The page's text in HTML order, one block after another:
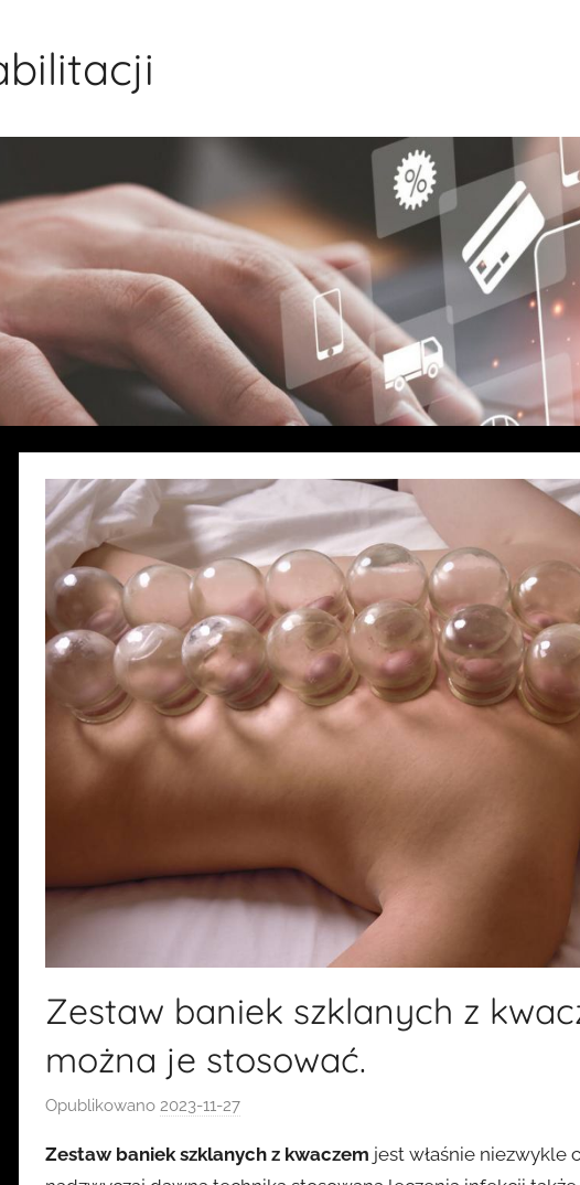
Zestaw baniek szklanych z
można je stosować.
Opublikowano 2023-11-27p
z
Zestaw baniek szklanych z kwaczem jest właśnie niezwykle